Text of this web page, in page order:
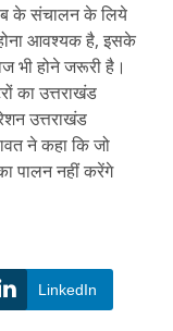
लैब के संचालन के लिये
आवश्यक है, इसके
भी होने जरूरी है।
का उत्तराखंड
उत्तराखंड
ने कहा कि जो
पालन नहीं करेंगे
LinkedIn